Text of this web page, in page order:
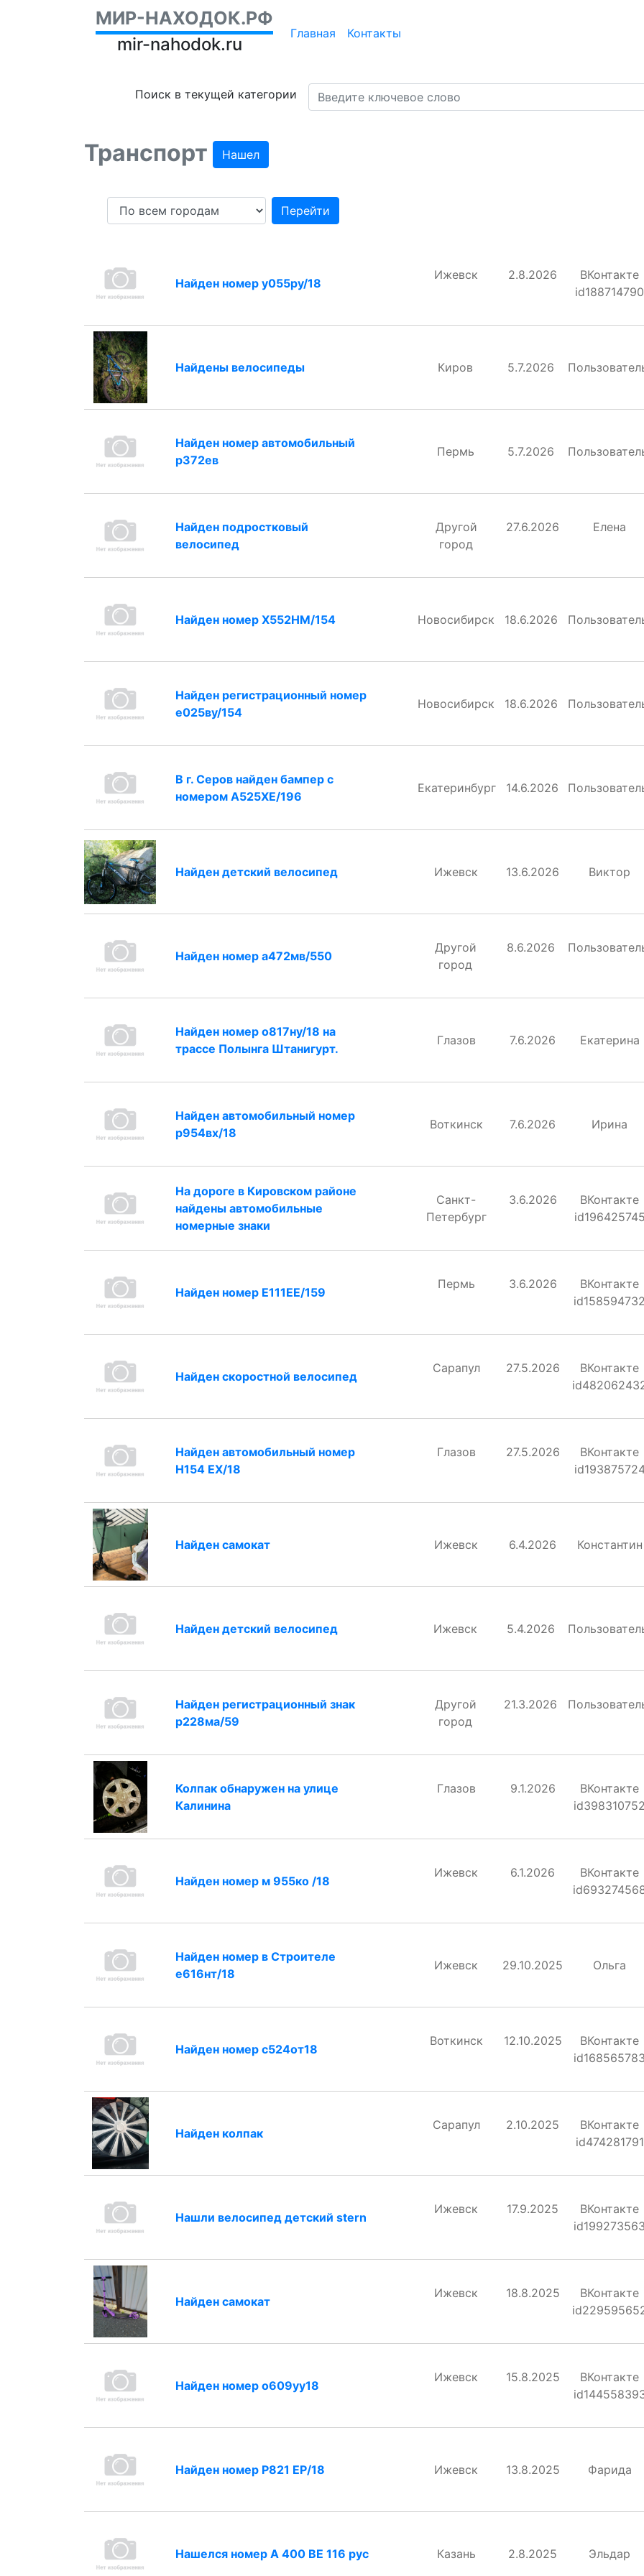
МИР-НАХОДОК.РФ
mir-nahodok.ru
Главная Контакты
Поиск в текущей категории
Транспорт Нашел
Перейти
Найден номер у055ру/18
Ижевск 2.8.2026
ВКонтакте
id188714790
Найдены велосипеды Киров 5.7.2026
Найден номер автомобильный
р372ев
Пермь 5.7.2026
Найден подростковый
велосипед
Другой
город
27.6.2026 Елена
Найден номер Х552НМ/154 Новосибирск 18.6.2026
Найден регистрационный номер
е025ву/154
Новосибирск 18.6.2026
В г. Серов найден бампер с
номером А525ХЕ/196
Екатеринбург 14.6.2026
Найден детский велосипед Ижевск 13.6.2026 Виктор
Найден номер а472мв/550
Другой
город
8.6.2026
Найден номер о817ну/18 на
трассе Полынга Штанигурт.
Глазов 7.6.2026 Екатерина
Найден автомобильный номер
р954вх/18
Воткинск 7.6.2026 Ирина
На дороге в Кировском районе
найдены автомобильные
номерные знаки
Санкт-
Петербург
3.6.2026
ВКонтакте
Найден номер Е111ЕЕ/159
Пермь 3.6.2026
ВКонтакте
Найден скоростной велосипед
Сарапул 27.5.2026
ВКонтакте
Найден автомобильный номер
Н154 ЕХ/18
Глазов 27.5.2026
ВКонтакте
Найден самокат Ижевск 6.4.2026 Константин
Найден детский велосипед Ижевск 5.4.2026
Найден регистрационный знак
р228ма/59
Другой
город
21.3.2026
Колпак обнаружен на улице
Калинина
Глазов 9.1.2026
ВКонтакте
Найден номер м 955ко /18
Ижевск 6.1.2026
ВКонтакте
Найден номер в Строителе
е616нт/18
Ижевск 29.10.2025 Ольга
Найден номер с524от18
Воткинск 12.10.2025
ВКонтакте
Найден колпак
Сарапул 2.10.2025
ВКонтакте
id474281791
Нашли велосипед детский stern
Ижевск 17.9.2025
ВКонтакте
Найден самокат
Ижевск 18.8.2025
ВКонтакте
Найден номер о609уу18
Ижевск 15.8.2025
ВКонтакте
Найден номер Р821 ЕР/18 Ижевск 13.8.2025 Фарида
Нашелся номер А 400 ВЕ 116 рус Казань 2.8.2025 Эльдар